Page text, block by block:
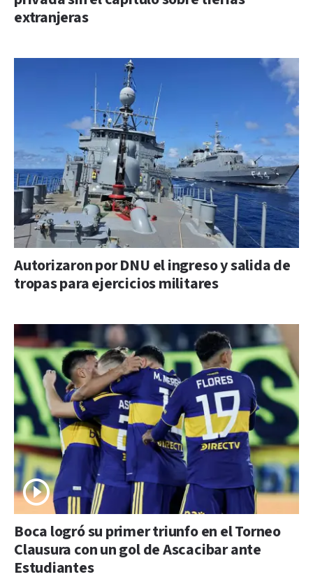
extranjeras
Autorizaron por DNU el ingreso y salida de
tropas para ejercicios militares
Boca logró su primer triunfo en el Torneo
Clausura con un gol de Ascacibar ante
Estudiantes